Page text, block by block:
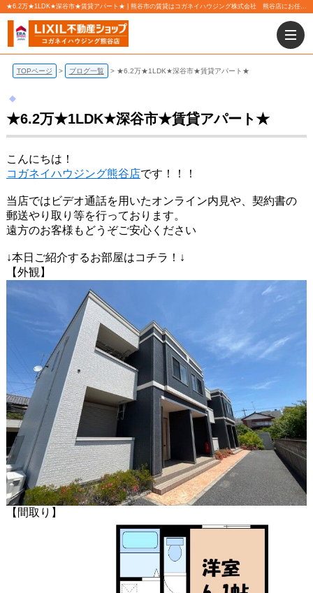
★6.2万★1LDK★深谷市★賃貸アパート★ | 熊谷市の賃貸はコガネイハウジング株式会社 熊谷店にお任せ下さい！
TOPページ ブログ一覧 ★6.2万★1LDK★深谷市★賃貸アパート★
★6.2万★1LDK★深谷市★賃貸アパート★
こんにちは！
コガネイハウジング熊谷店です！！！
当店ではビデオ通話を用いたオンライン内見や、契約書の
郵送やり取り等を行っております。
遠方のお客様もどうぞご安心ください
↓本日ご紹介するお部屋はコチラ！↓
【外観】
【間取り】